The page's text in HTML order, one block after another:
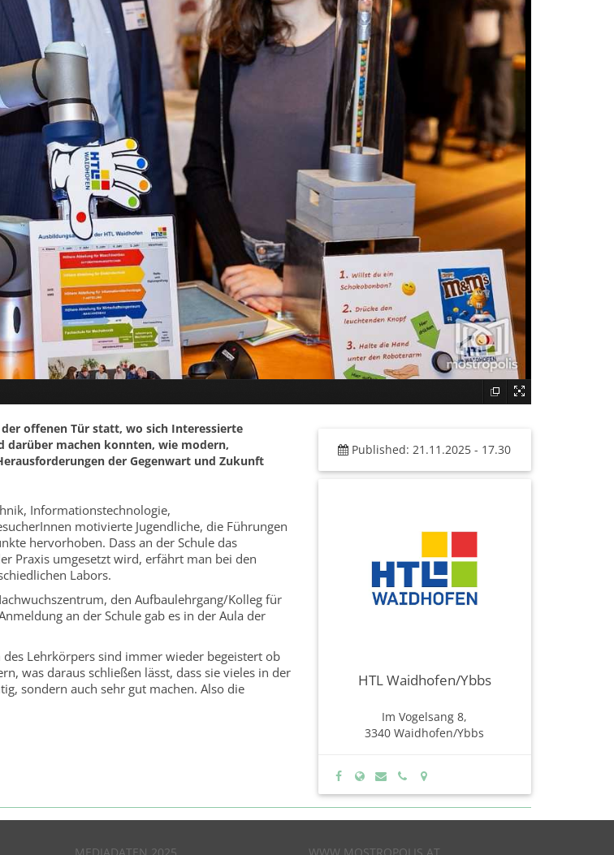
offenen Tür statt, wo sich Interessierte
darüber machen konnten, wie modern,
der Gegenwart und Zukunft
Informationstechnologie,
motivierte Jugendliche, die Führungen
hervorhoben. Dass an der Schule das
Praxis umgesetzt wird, erfährt man bei den
Labors.
den Aufbaulehrgang/Kolleg für
an der Schule gab es in der Aula der
Lehrkörpers sind immer wieder begeistert ob
was daraus schließen lässt, dass sie vieles in der
sondern auch sehr gut machen. Also die
Published: 21.11.2025 - 17.30
HTL Waidhofen/Ybbs
Im Vogelsang 8,
3340 Waidhofen/Ybbs